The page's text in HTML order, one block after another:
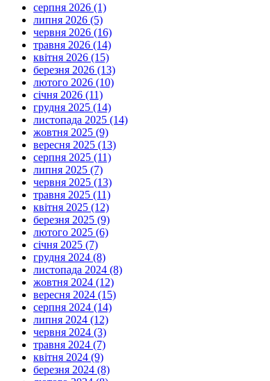
серпня 2026 (1)
липня 2026 (5)
червня 2026 (16)
травня 2026 (14)
квітня 2026 (15)
березня 2026 (13)
лютого 2026 (10)
січня 2026 (11)
грудня 2025 (14)
листопада 2025 (14)
жовтня 2025 (9)
вересня 2025 (13)
серпня 2025 (11)
липня 2025 (7)
червня 2025 (13)
травня 2025 (11)
квітня 2025 (12)
березня 2025 (9)
лютого 2025 (6)
січня 2025 (7)
грудня 2024 (8)
листопада 2024 (8)
жовтня 2024 (12)
вересня 2024 (15)
серпня 2024 (14)
липня 2024 (12)
червня 2024 (3)
травня 2024 (7)
квітня 2024 (9)
березня 2024 (8)